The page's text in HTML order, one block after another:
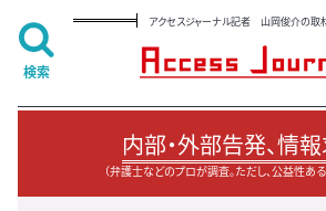
アクセスジャーナル記者 山岡俊介の取
内部・外部告発、情報
（弁護士などのプロが調査。ただし、公益性あ
検索